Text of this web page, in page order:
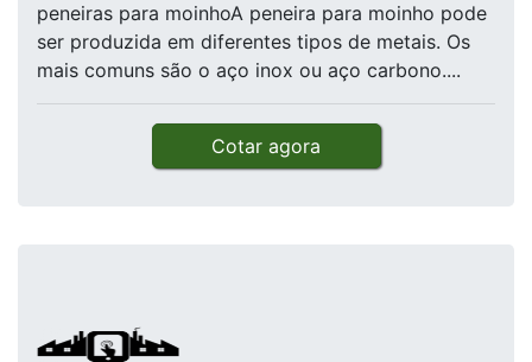
peneiras para moinhoA peneira para moinho pode
ser produzida em diferentes tipos de metais. Os
mais comuns são o aço inox ou aço carbono....
Cotar agora